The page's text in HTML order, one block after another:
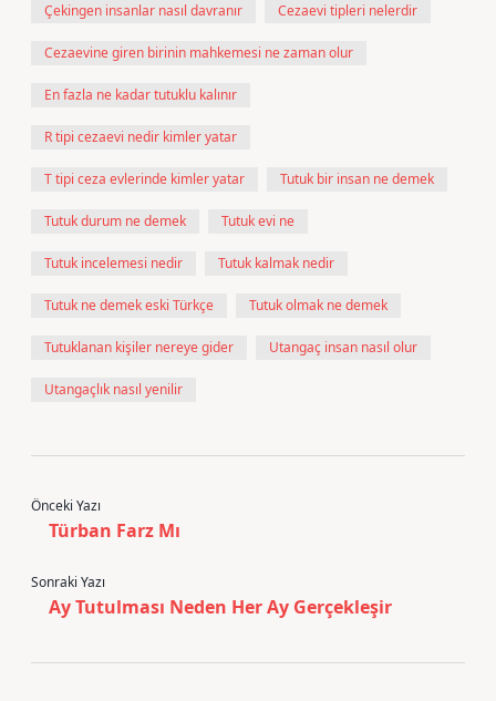
Çekingen insanlar nasıl davranır Cezaevi tipleri nelerdir
Cezaevine giren birinin mahkemesi ne zaman olur
En fazla ne kadar tutuklu kalınır
R tipi cezaevi nedir kimler yatar
T tipi ceza evlerinde kimler yatar Tutuk bir insan ne demek
Tutuk durum ne demek Tutuk evi ne
Tutuk incelemesi nedir Tutuk kalmak nedir
Tutuk ne demek eski Türkçe Tutuk olmak ne demek
Tutuklanan kişiler nereye gider Utangaç insan nasıl olur
Utangaçlık nasıl yenilir
Önceki Yazı
Türban Farz Mı
Sonraki Yazı
Ay Tutulması Neden Her Ay Gerçekleşir